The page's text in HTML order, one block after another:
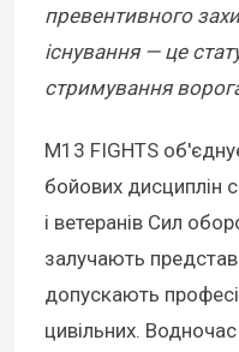
превентивного
існування — це
стримування
M13 FIGHTS
бойових дисциплін
і ветеранів Сил
залучають
допускають
цивільних.